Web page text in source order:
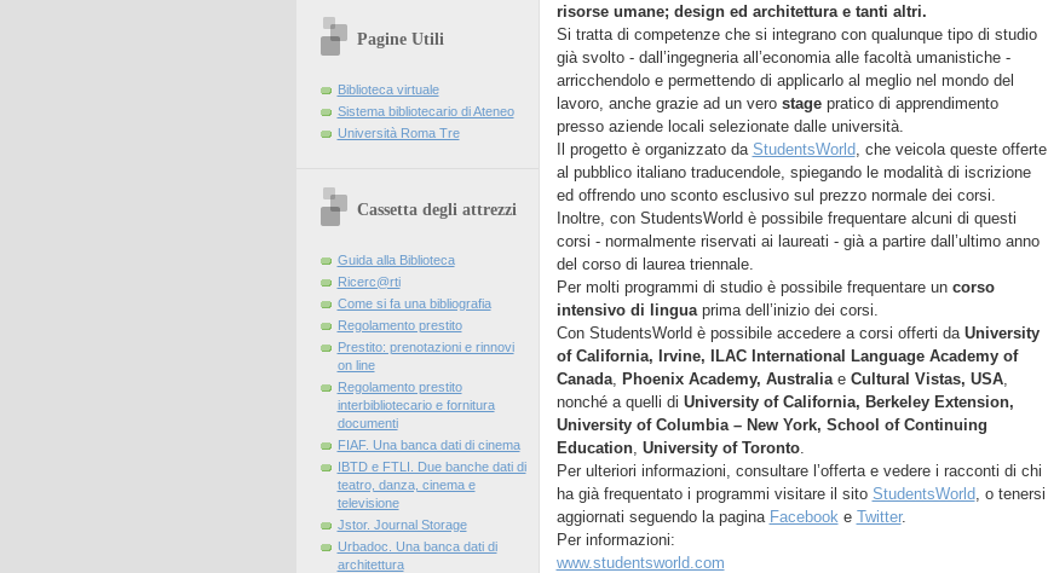
Pagine Utili
Biblioteca virtuale
Sistema bibliotecario di Ateneo
Università Roma Tre
Cassetta degli attrezzi
Guida alla Biblioteca
Ricerc@rti
Come si fa una bibliografia
Regolamento prestito
Prestito: prenotazioni e rinnovi
on line
Regolamento prestito
interbibliotecario e fornitura
documenti
FIAF. Una banca dati di cinema
IBTD e FTLI. Due banche dati di
teatro, danza, cinema e
televisione
Jstor. Journal Storage
Urbadoc. Una banca dati di
architettura
risorse umane; design ed architettura e tanti altri.
Si tratta di competenze che si integrano con qualunque tipo di studio
già svolto - dall’ingegneria all’economia alle facoltà umanistiche -
arricchendolo e permettendo di applicarlo al meglio nel mondo del
lavoro, anche grazie ad un vero stagepratico di apprendimento
presso aziende locali selezionate dalle università.
Il progetto è organizzato da StudentsWorld, che veicola queste offerte
al pubblico italiano traducendole, spiegando le modalità di iscrizione
ed offrendo uno sconto esclusivo sul prezzo normale dei corsi.
Inoltre, con StudentsWorld è possibile frequentare alcuni di questi
corsi - normalmente riservati ai laureati - già a partire dall’ultimo anno
del corso di laurea triennale.
Per molti programmi di studio è possibile frequentare un corso
intensivo di linguaprima dell’inizio dei corsi.
Con StudentsWorld è possibile accedere a corsi offerti da University
of California, Irvine, ILAC International Language Academy of
Canada, Phoenix Academy, Australia e Cultural Vistas, USA,
nonché a quelli di University of California, Berkeley Extension,
University of Columbia – New York, School of Continuing
Education, University of Toronto.
Per ulteriori informazioni, consultare l’offerta e vedere i racconti di chi
ha già frequentato i programmi visitare il sito StudentsWorld, o tenersi
aggiornati seguendo la pagina Facebook e Twitter.
Per informazioni:
www.studentsworld.com